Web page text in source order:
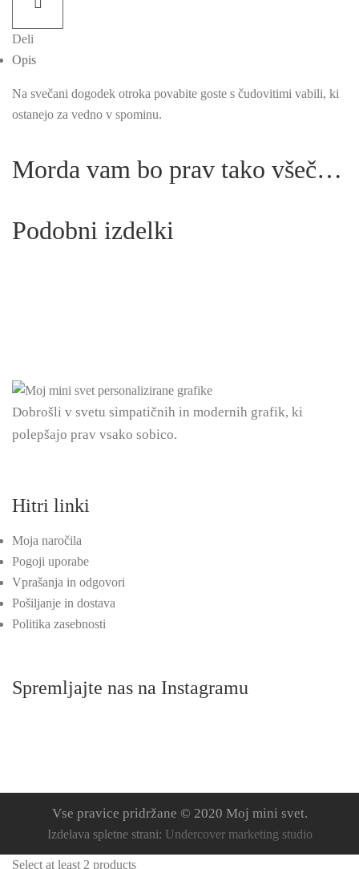
Deli
Opis
Na svečani dogodek otroka povabite goste s čudovitimi vabili, ki
ostanejo za vedno v spominu.
Morda vam bo prav tako všeč…
Podobni izdelki
Dobrošli v svetu simpatičnih in modernih grafik, ki
polepšajo prav vsako sobico.
Hitri linki
Moja naročila
Pogoji uporabe
Vprašanja in odgovori
Pošiljanje in dostava
Politika zasebnosti
Spremljajte nas na Instagramu
Vse pravice pridržane © 2020 Moj mini svet.
Izdelava spletne strani: Undercover marketing studio
Select at least 2 products